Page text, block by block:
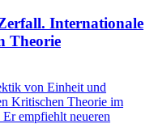
Internationale
Theorie
von Einheit und
Kritischen Theorie im
empfiehlt neueren